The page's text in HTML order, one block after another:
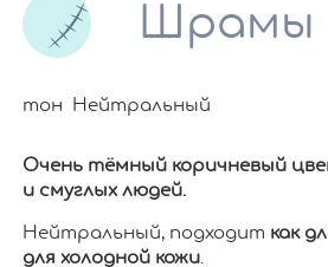
Шрамы
тон Нейтральный
Очень тёмный коричневый
и смуглых людей.
Нейтральный, подходит как
для холодной кожи.